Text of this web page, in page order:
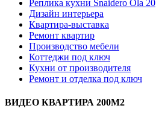
Реплика кухни Snaidero Ola 20
Дизайн интерьера
Квартира-выставка
Ремонт квартир
Производство мебели
Коттеджи под ключ
Кухни от производителя
Ремонт и отделка под ключ
ВИДЕО КВАРТИРА 200М2